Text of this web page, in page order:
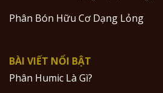
Phân Bón Hữu Cơ Dạng Lỏng
BÀI VIẾT NỔI BẬT
Phân Humic Là Gì?